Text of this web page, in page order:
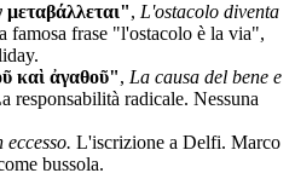
μεταβάλλεται", L'ostacolo diventa
famosa frase "l'ostacolo è la via",
καὶ ἀγαθοῦ", La causa del bene e
responsabilità radicale. Nessuna
L'iscrizione a Delfi. Marco
bussola.